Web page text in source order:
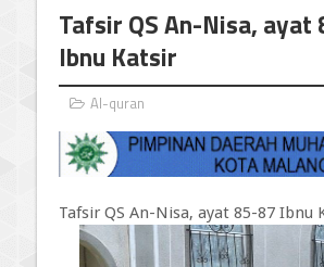
Tafsir QS An-Nisa, ayat
Ibnu Katsir
Al-quran
Tafsir QS An-Nisa, ayat 85-87 Ibnu